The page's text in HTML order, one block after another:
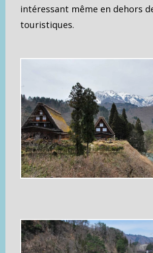
intéressant même en dehors
touristiques.